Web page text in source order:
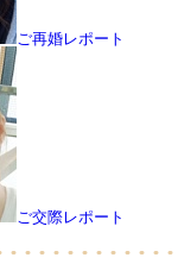
ご再婚レポート
ご交際レポート